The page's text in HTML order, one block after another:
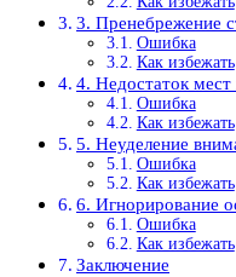
3. Пренебрежение
Ошибка
Как избежать
4. Недостаток мест
Ошибка
Как избежать
5. Неуделение
Ошибка
Как избежать
6. Игнорирование
Ошибка
Как избежать
Заключение